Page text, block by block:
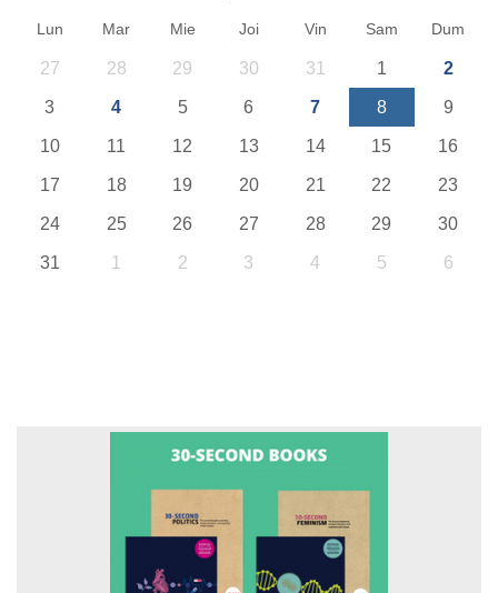
Lun Mar Mie Joi Vin Sam Dum
27 28 29 30 31 1 2
3 4 5 6 7 8 9
10 11 12 13 14 15 16
17 18 19 20 21 22 23
24 25 26 27 28 29 30
31 1 2 3 4 5 6